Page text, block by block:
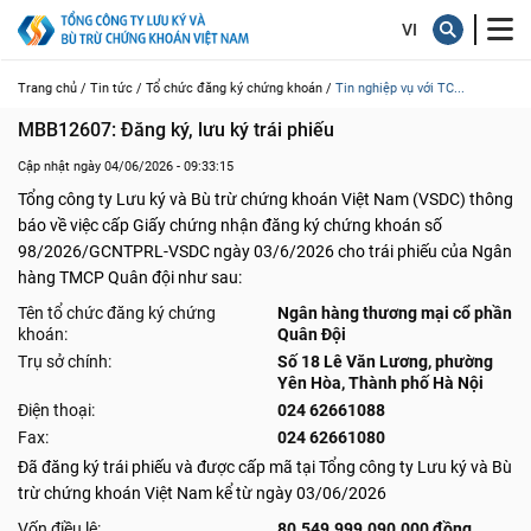
Trang chủ / Tin tức / Tổ chức đăng ký chứng khoán / Tin nghiệp vụ với TC...
MBB12607: Đăng ký, lưu ký trái phiếu
Cập nhật ngày 04/06/2026 - 09:33:15
Tổng công ty Lưu ký và Bù trừ chứng khoán Việt Nam (VSDC) thông
báo về việc cấp Giấy chứng nhận đăng ký chứng khoán số
98/2026/GCNTPRL-VSDC ngày 03/6/2026 cho trái phiếu của Ngân
hàng TMCP Quân đội như sau:
Tên tổ chức đăng ký chứng
khoán:
Ngân hàng thương mại cổ phần
Quân Đội
Trụ sở chính:
Số 18 Lê Văn Lương, phường
Yên Hòa, Thành phố Hà Nội
Điện thoại:
024 62661088
Fax:
024 62661080
Đã đăng ký trái phiếu và được cấp mã tại Tổng công ty Lưu ký và Bù
trừ chứng khoán Việt Nam kể từ ngày 03/06/2026